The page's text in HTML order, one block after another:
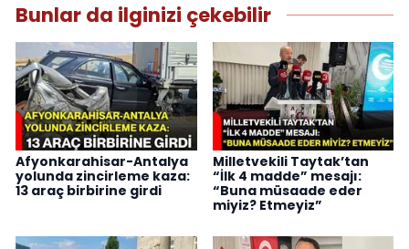
Bunlar da ilginizi çekebilir
Afyonkarahisar-Antalya
yolunda zincirleme kaza:
13 araç birbirine girdi
Milletvekili Taytak’tan
“İlk 4 madde” mesajı:
“Buna müsaade eder
miyiz? Etmeyiz”